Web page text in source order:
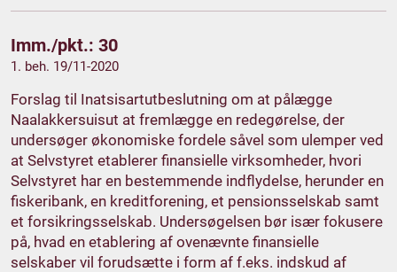
Imm./pkt.: 30
1. beh. 19/11-2020
Forslag til Inatsisartutbeslutning om at pålægge
Naalakkersuisut at fremlægge en redegørelse, der
undersøger økonomiske fordele såvel som ulemper ved
at Selvstyret etablerer finansielle virksomheder, hvori
Selvstyret har en bestemmende indflydelse, herunder en
fiskeribank, en kreditforening, et pensionsselskab samt
et forsikringsselskab. Undersøgelsen bør især fokusere
på, hvad en etablering af ovenævnte finansielle
selskaber vil forudsætte i form af f.eks. indskud af